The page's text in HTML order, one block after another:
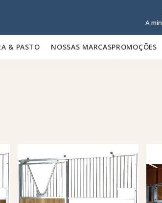
A
& PASTO 🍃 NOSSAS MARCASPROMOÇÕES